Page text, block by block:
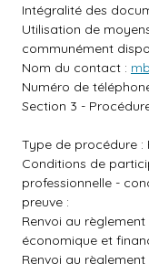
Intégralité des
Utilisation de
communément
Nom du contact :
Numéro de
Section 3 -
Type de procédure
Conditions de
professionnelle -
preuve :
Renvoi au
économique et
Renvoi au